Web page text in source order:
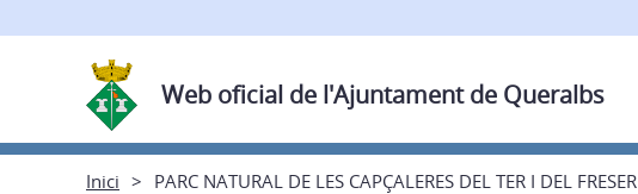
Web oficial de l'Ajuntament de Queralbs
Inici PARC NATURAL DE LES CAPÇALERES DEL TER I DEL FRESER